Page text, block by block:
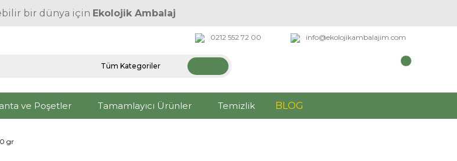
bir dünya için Ekolojik Ambalaj
0212 552 72 00 info@ekolojikambalajim.com
ve Poşetler Tamamlayıcı Ürünler Temizlik BLOG
gr